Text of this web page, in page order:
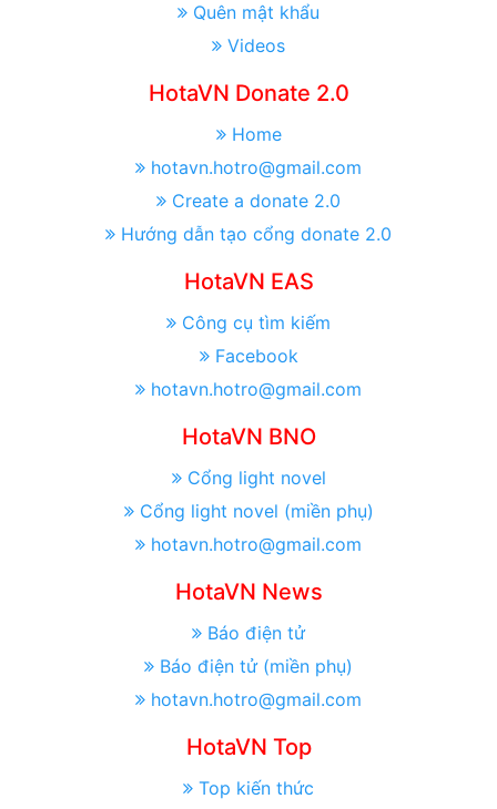
Quên mật khẩu
Videos
HotaVN Donate 2.0
Home
hotavn.hotro@gmail.com
Create a donate 2.0
Hướng dẫn tạo cổng donate 2.0
HotaVN EAS
Công cụ tìm kiếm
Facebook
hotavn.hotro@gmail.com
HotaVN BNO
Cổng light novel
Cổng light novel (miền phụ)
hotavn.hotro@gmail.com
HotaVN News
Báo điện tử
Báo điện tử (miền phụ)
hotavn.hotro@gmail.com
HotaVN Top
Top kiến thức